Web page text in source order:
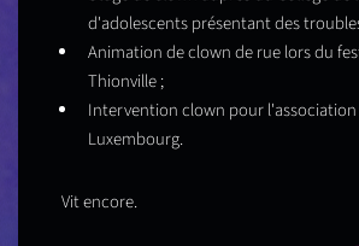
d'adolescents présentant des
Animation de clown de rue lors du
Thionville ;
Intervention clown pour l'association
Luxembourg.
Vit encore.